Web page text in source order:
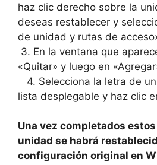
haz clic ⁣derecho⁢ sobre⁤ la
deseas⁤ restablecer y
de unidad y rutas de
3. En la ventana que
«Quitar» y​ luego en
4. Selecciona la letra de
lista‌ desplegable ⁤y‌ haz⁤ clic
Una vez ⁤completados‍
unidad se habrá‍
configuración‌ original en